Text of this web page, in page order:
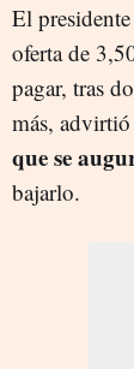
El
oferta de
pagar, tras
más, advirtió
que se
bajarlo.